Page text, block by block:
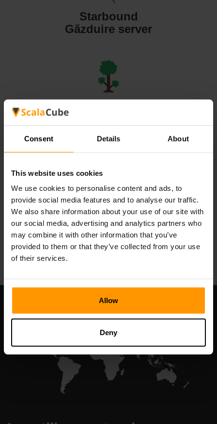
Consent Details About
This website uses cookies
We use cookies to personalise content and ads, to
provide social media features and to analyse our traffic.
We also share information about your use of our site with
our social media, advertising and analytics partners who
may combine it with other information that you’ve
provided to them or that they’ve collected from your use
of their services.
Allow
Deny
Starbound
Găzduire server
Găzduire server
Valheim
Găzduire server
All Games